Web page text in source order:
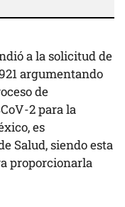
a la solicitud de
argumentando
de
2 para la
es
Salud, siendo esta
proporcionarla